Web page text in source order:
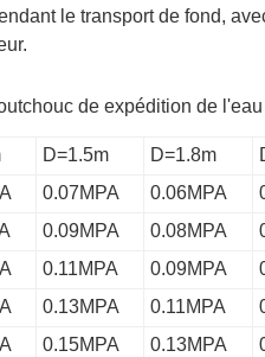
le transport de fond,
de expédition de l'eau
D=1.5m D=1.8m
0.07MPA 0.06MPA
0.09MPA 0.08MPA
0.11MPA 0.09MPA
0.13MPA 0.11MPA
0.15MPA 0.13MPA